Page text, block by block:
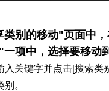
类别的移动"页面中
项中，选择要移动
入关键字并点击[搜索类
。